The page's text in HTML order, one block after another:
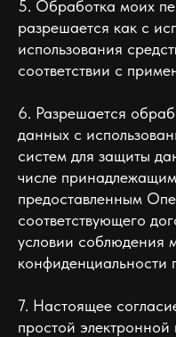
5. Обработка моих
разрешается как с
использования
соответствии с
6. Разрешается
данных с
систем для защиты
числе
предоставленным
соответствующего
условии соблюдения
конфиденциальности
7. Настоящее
простой